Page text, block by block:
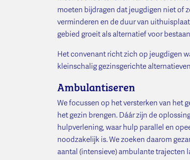
moeten bijdragen dat jeugdigen niet of
verminderen en de duur van
gebied groeit als alternatief voor
Het convenant richt zich op jeugdigen
kleinschalig gezinsgerichte
Ambulantiseren
We focussen op het versterken van het
het gezin brengen. Dáár zijn de
hulpverlening, waar hulp parallel en
noodzakelijk is. We zoeken daarom
aantal (intensieve) ambulante trajecten